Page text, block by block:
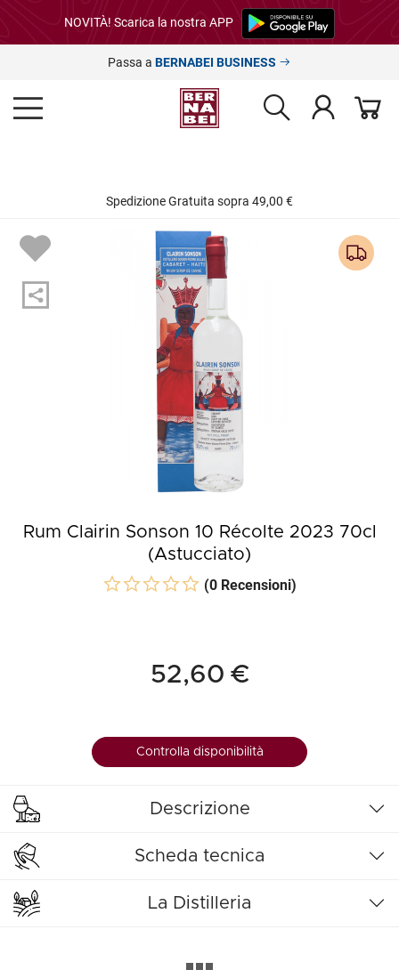
NOVITÀ! Scarica la nostra APP
Passa a BERNABEI BUSINESS
Spedizione Gratuita sopra 49,00 €
Rum Clairin Sonson 10 Récolte 2023 70cl
(Astucciato)
(0 Recensioni)
52,60 €
Controlla disponibilità
Descrizione
Scheda tecnica
La Distilleria